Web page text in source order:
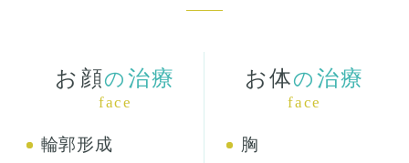
お顔の 治療
face
輪郭形成
お体の 治療
face
胸